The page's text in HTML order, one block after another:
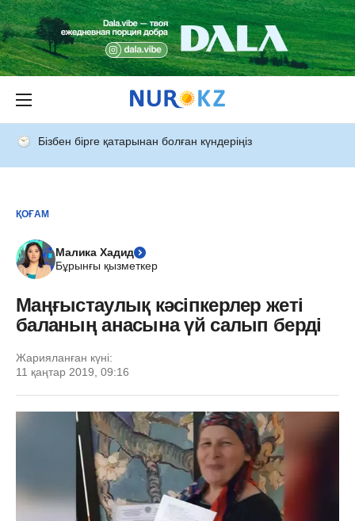
Бізбен бірге қатарынан болған күндеріңіз
ҚОҒАМ
Малика Хадид
Бұрынғы қызметкер
Маңғыстаулық кәсіпкерлер жеті
баланың анасына үй салып берді
Жарияланған күні:
11 қаңтар 2019, 09:16